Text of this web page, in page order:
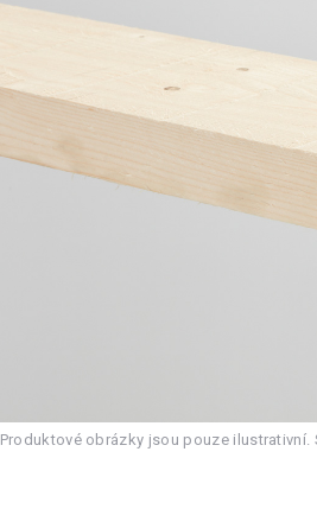
Produktové obrázky jsou pouze ilustrativní.